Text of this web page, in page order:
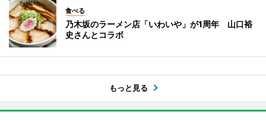
食べる
乃木坂のラーメン店「いわいや」が1周年 山口裕
史さんとコラボ
もっと見る